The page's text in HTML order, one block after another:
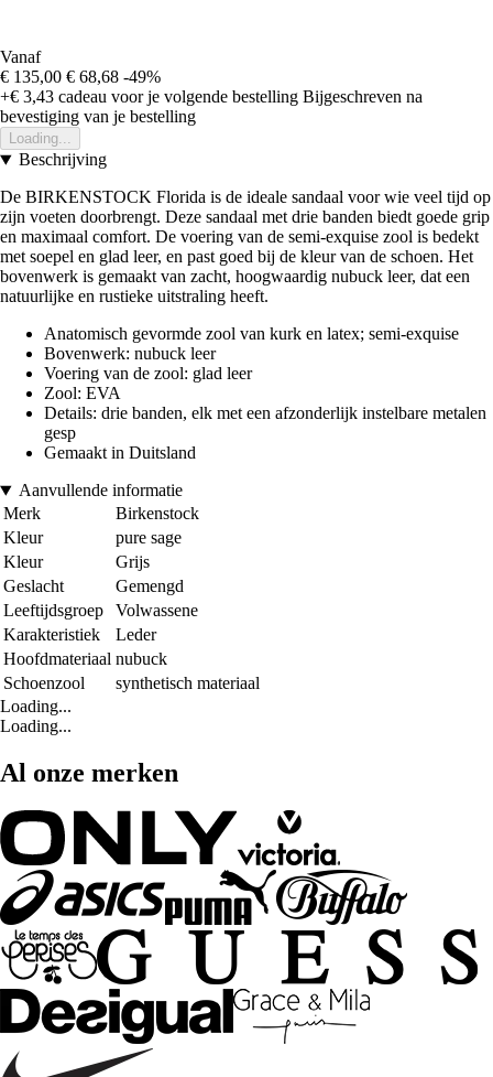
Vanaf
€ 135,00 € 68,68 -49%
+€ 3,43 cadeau voor je volgende bestelling Bijgeschreven na
bevestiging van je bestelling
Loading...
Beschrijving
De BIRKENSTOCK Florida is de ideale sandaal voor wie veel tijd op
zijn voeten doorbrengt. Deze sandaal met drie banden biedt goede grip
en maximaal comfort. De voering van de semi-exquise zool is bedekt
met soepel en glad leer, en past goed bij de kleur van de schoen. Het
bovenwerk is gemaakt van zacht, hoogwaardig nubuck leer, dat een
natuurlijke en rustieke uitstraling heeft.
Anatomisch gevormde zool van kurk en latex; semi-exquise
Bovenwerk: nubuck leer
Voering van de zool: glad leer
Zool: EVA
Details: drie banden, elk met een afzonderlijk instelbare metalen
gesp
Gemaakt in Duitsland
Aanvullende informatie
Merk
Birkenstock
Kleur
pure sage
Kleur
Grijs
Geslacht
Gemengd
Leeftijdsgroep
Volwassene
Karakteristiek
Leder
Hoofdmateriaal nubuck
Schoenzool
synthetisch materiaal
Loading...
Loading...
Al onze merken